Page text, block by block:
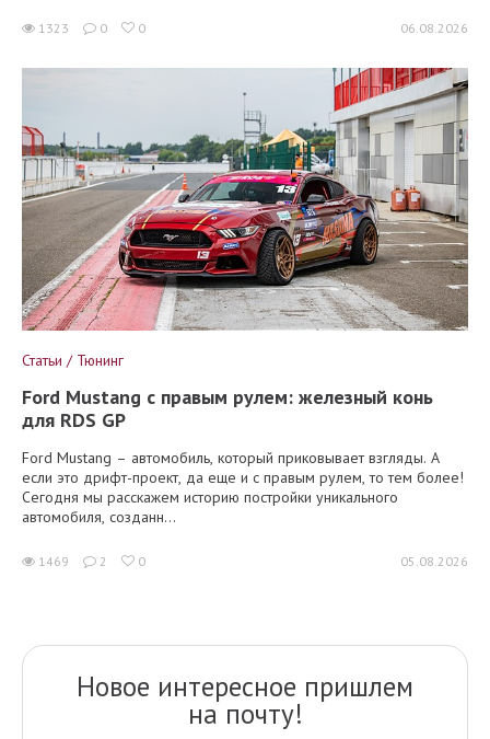
1323 0 0 06.08.2026
Статьи / Тюнинг
Ford Mustang с правым рулем: железный конь
для RDS GP
Ford Mustang – автомобиль, который приковывает взгляды. А
если это дрифт-проект, да еще и с правым рулем, то тем более!
Сегодня мы расскажем историю постройки уникального
автомобиля, созданн...
1469 2 0 05.08.2026
Новое интересное пришлем
на почту!